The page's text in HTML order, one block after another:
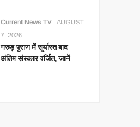
Current News TV
AUGUST
7, 2026
गरुड़ पुराण में सूर्यास्त बाद
अंतिम संस्कार वर्जित, जानें